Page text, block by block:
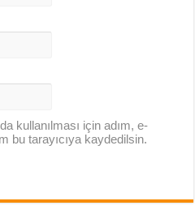
kullanılması için adım, e-
bu tarayıcıya kaydedilsin.